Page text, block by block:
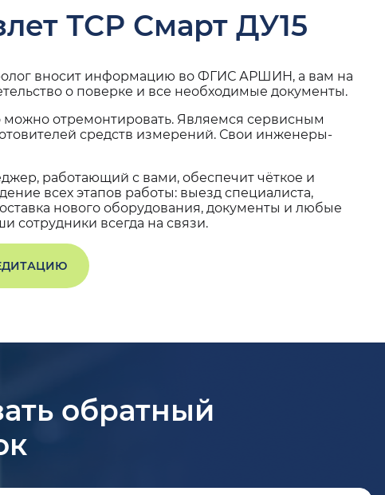
ТСР Смарт ДУ15
вносит информацию во ФГИС АРШИН, а вам на
о поверке и все необходимые документы.
отремонтировать. Являемся сервисным
средств измерений. Свои инженеры-
работающий с вами, обеспечит чёткое и
всех этапов работы: выезд специалиста,
нового оборудования, документы и любые
сотрудники всегда на связи.
обратный